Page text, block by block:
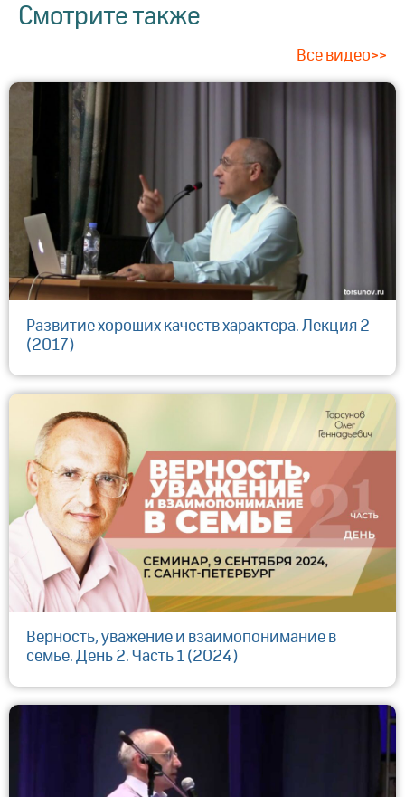
Смотрите также
Все видео>>
Развитие хороших качеств характера. Лекция 2
(2017)
Верность, уважение и взаимопонимание в
семье. День 2. Часть 1 (2024)